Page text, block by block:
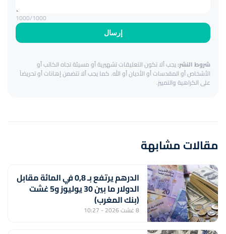
إرسال
1000/1000
شروط النشر:يجب ألا تكون التعليقات تشهيرية أو مسيئة تجاه الكاتب أو
الأشخاص أو المقدسات أو الأديان أو الله. كما يجب ألا تتضمن إهانات أو تحريضاً
على الكراهية والتمييز.
مقالات مشابهة
الدرهم يرتفع بـ 0,8 في المائة مقابل
الدولار ما بين 30 يوليوز و5 غشت
(بنك المغرب)
8 غشت 2026 - 10:27